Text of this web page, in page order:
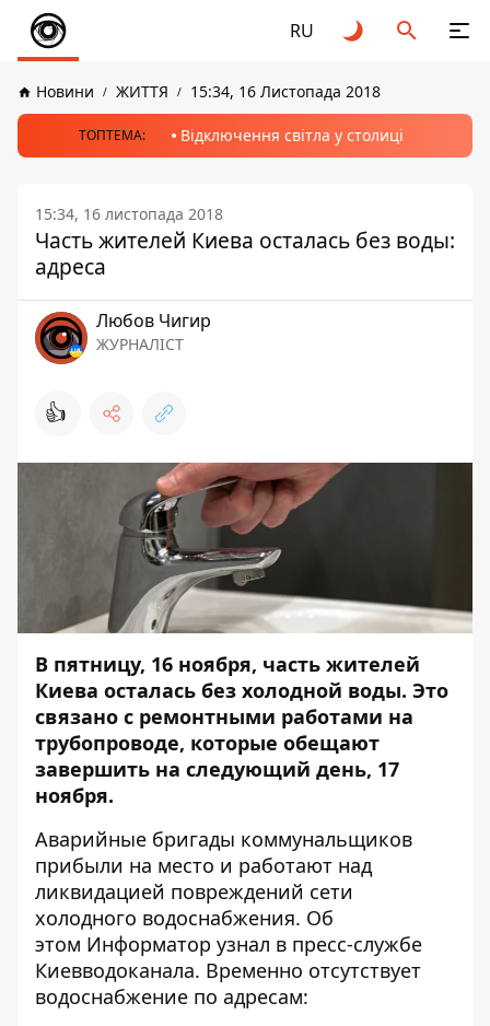
RU
Новини ЖИТТЯ 15:34, 16 Листопада 2018
ТОПТЕМА: Відключення світла у столиці
15:34, 16 листопада 2018
Часть жителей Киева осталась без воды:
адреса
Любов Чигир
ЖУРНАЛІСТ
👍
В пятницу, 16 ноября, часть жителей
Киева осталась без холодной воды. Это
связано с ремонтными работами на
трубопроводе, которые обещают
завершить на следующий день, 17
ноября.
Аварийные бригады коммунальщиков
прибыли на место и работают над
ликвидацией повреждений сети
холодного водоснабжения. Об
этом Информатор узнал в пресс-службе
Киевводоканала. Временно отсутствует
водоснабжение по адресам: